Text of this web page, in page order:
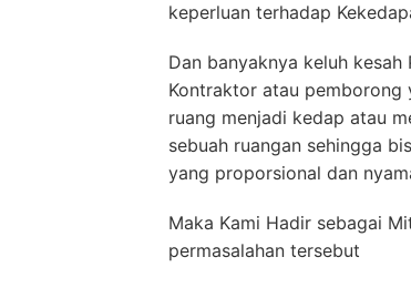
keperluan terhadap
Dan banyaknya keluh
Kontraktor atau pemborong
ruang menjadi kedap atau
sebuah ruangan sehingga
yang proporsional dan
Maka Kami Hadir sebagai
permasalahan tersebut